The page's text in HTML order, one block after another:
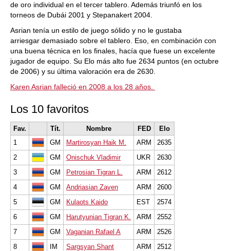
de oro individual en el tercer tablero. Además triunfó en los
torneos de Dubái 2001 y Stepanakert 2004.
Asrian tenía un estilo de juego sólido y no le gustaba
arriesgar demasiado sobre el tablero. Eso, en combinación con
una buena técnica en los finales, hacía que fuese un excelente
jugador de equipo. Su Elo más alto fue 2634 puntos (en octubre
de 2006) y su última valoración era de 2630.
Karen Asrian falleció en 2008 a los 28 años.
Los 10 favoritos
Fav. Tít. Nombre FED
Elo
1
GM Martirosyan Haik M. ARM
2635
2
GM Onischuk Vladimir UKR
2630
3
GM Petrosian Tigran L. ARM
2612
4
GM Andriasian Zaven ARM
2600
5
GM Kulaots Kaido EST
2574
6
GM Harutyunian Tigran K. ARM
2552
7
GM Vaganian Rafael A ARM
2526
8
IM Sargsyan Shant ARM
2512